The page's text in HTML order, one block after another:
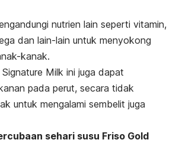
nutrien lain seperti vitamin,
dan lain-lain untuk menyokong
kanak.
Signature Milk ini juga dapat
pada perut, secara tidak
untuk mengalami sembelit juga
sehari susu Friso Gold